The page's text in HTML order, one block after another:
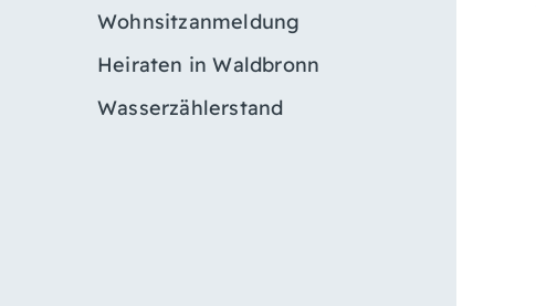
Wohnsitzanmeldung
Heiraten in Waldbronn
Wasserzählerstand